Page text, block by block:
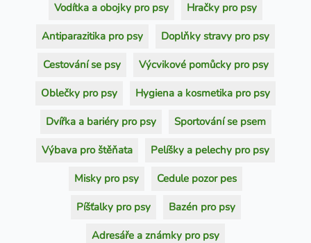
Vodítka a obojky pro psy Hračky pro psy
Antiparazitika pro psy Doplňky stravy pro psy
Cestování se psy Výcvikové pomůcky pro psy
Oblečky pro psy Hygiena a kosmetika pro psy
Dvířka a bariéry pro psy Sportování se psem
Výbava pro štěňata Pelíšky a pelechy pro psy
Misky pro psy Cedule pozor pes
Píšťalky pro psy Bazén pro psy
Adresáře a známky pro psy